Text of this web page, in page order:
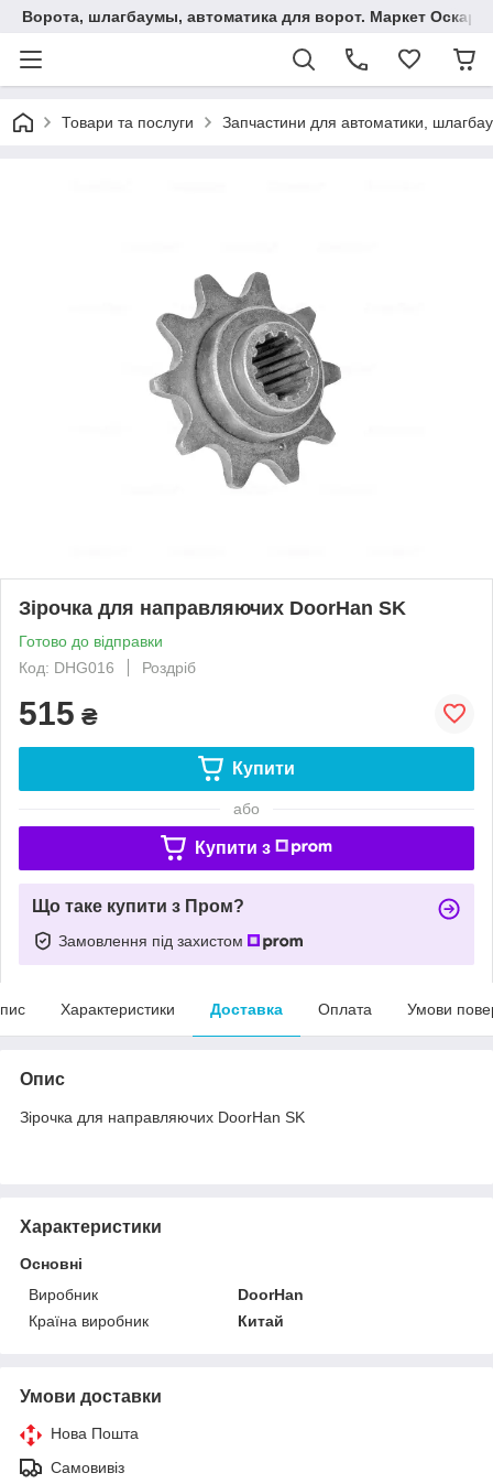
Ворота, шлагбаумы, автоматика для ворот. Маркет Оскар.
Товари та послуги Запчастини для автоматики,
Зірочка для направляючих DoorHan SK
Готово до відправки
Код: DHG016
Роздріб
515 ₴
Купити
або
Купити з
Що таке купити з Пром?
Замовлення під захистом
Характеристики Доставка Оплата Умови
Опис
Зірочка для направляючих DoorHan SK
Характеристики
Основні
Виробник
DoorHan
Країна виробник
Китай
Умови доставки
Нова Пошта
Самовивіз